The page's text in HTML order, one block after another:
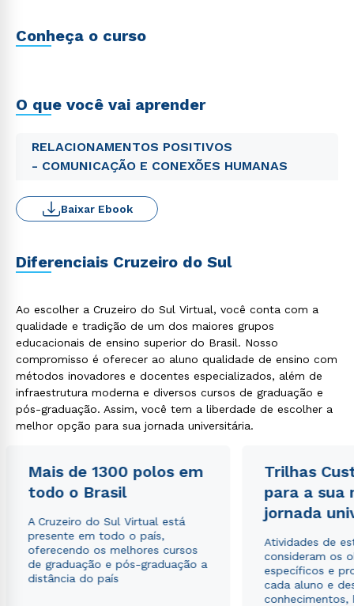
Conheça o curso
O que você vai aprender
RELACIONAMENTOS POSITIVOS
- COMUNICAÇÃO E CONEXÕES HUMANAS
Baixar Ebook
Diferenciais Cruzeiro do Sul
Ao escolher a Cruzeiro do Sul Virtual, você conta com a
qualidade e tradição de um dos maiores grupos
educacionais de ensino superior do Brasil. Nosso
compromisso é oferecer ao aluno qualidade de ensino com
métodos inovadores e docentes especializados, além de
infraestrutura moderna e diversos cursos de graduação e
pós-graduação. Assim, você tem a liberdade de escolher a
melhor opção para sua jornada universitária.
Mais de 1300 polos em
todo o Brasil
A Cruzeiro do Sul Virtual está
presente em todo o país,
oferecendo os melhores cursos
de graduação e pós-graduação a
distância do país
Trilhas
para a sua
jornada
Atividades de
consideram os
específicos e
cada aluno e
conhecimentos,